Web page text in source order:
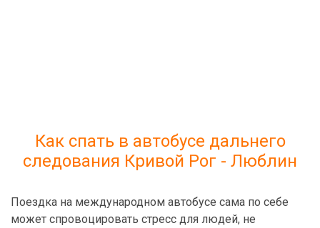
Как спать в автобусе дальнего
следования Кривой Рог - Люблин
Поездка на международном автобусе сама по себе
может спровоцировать стресс для людей, не